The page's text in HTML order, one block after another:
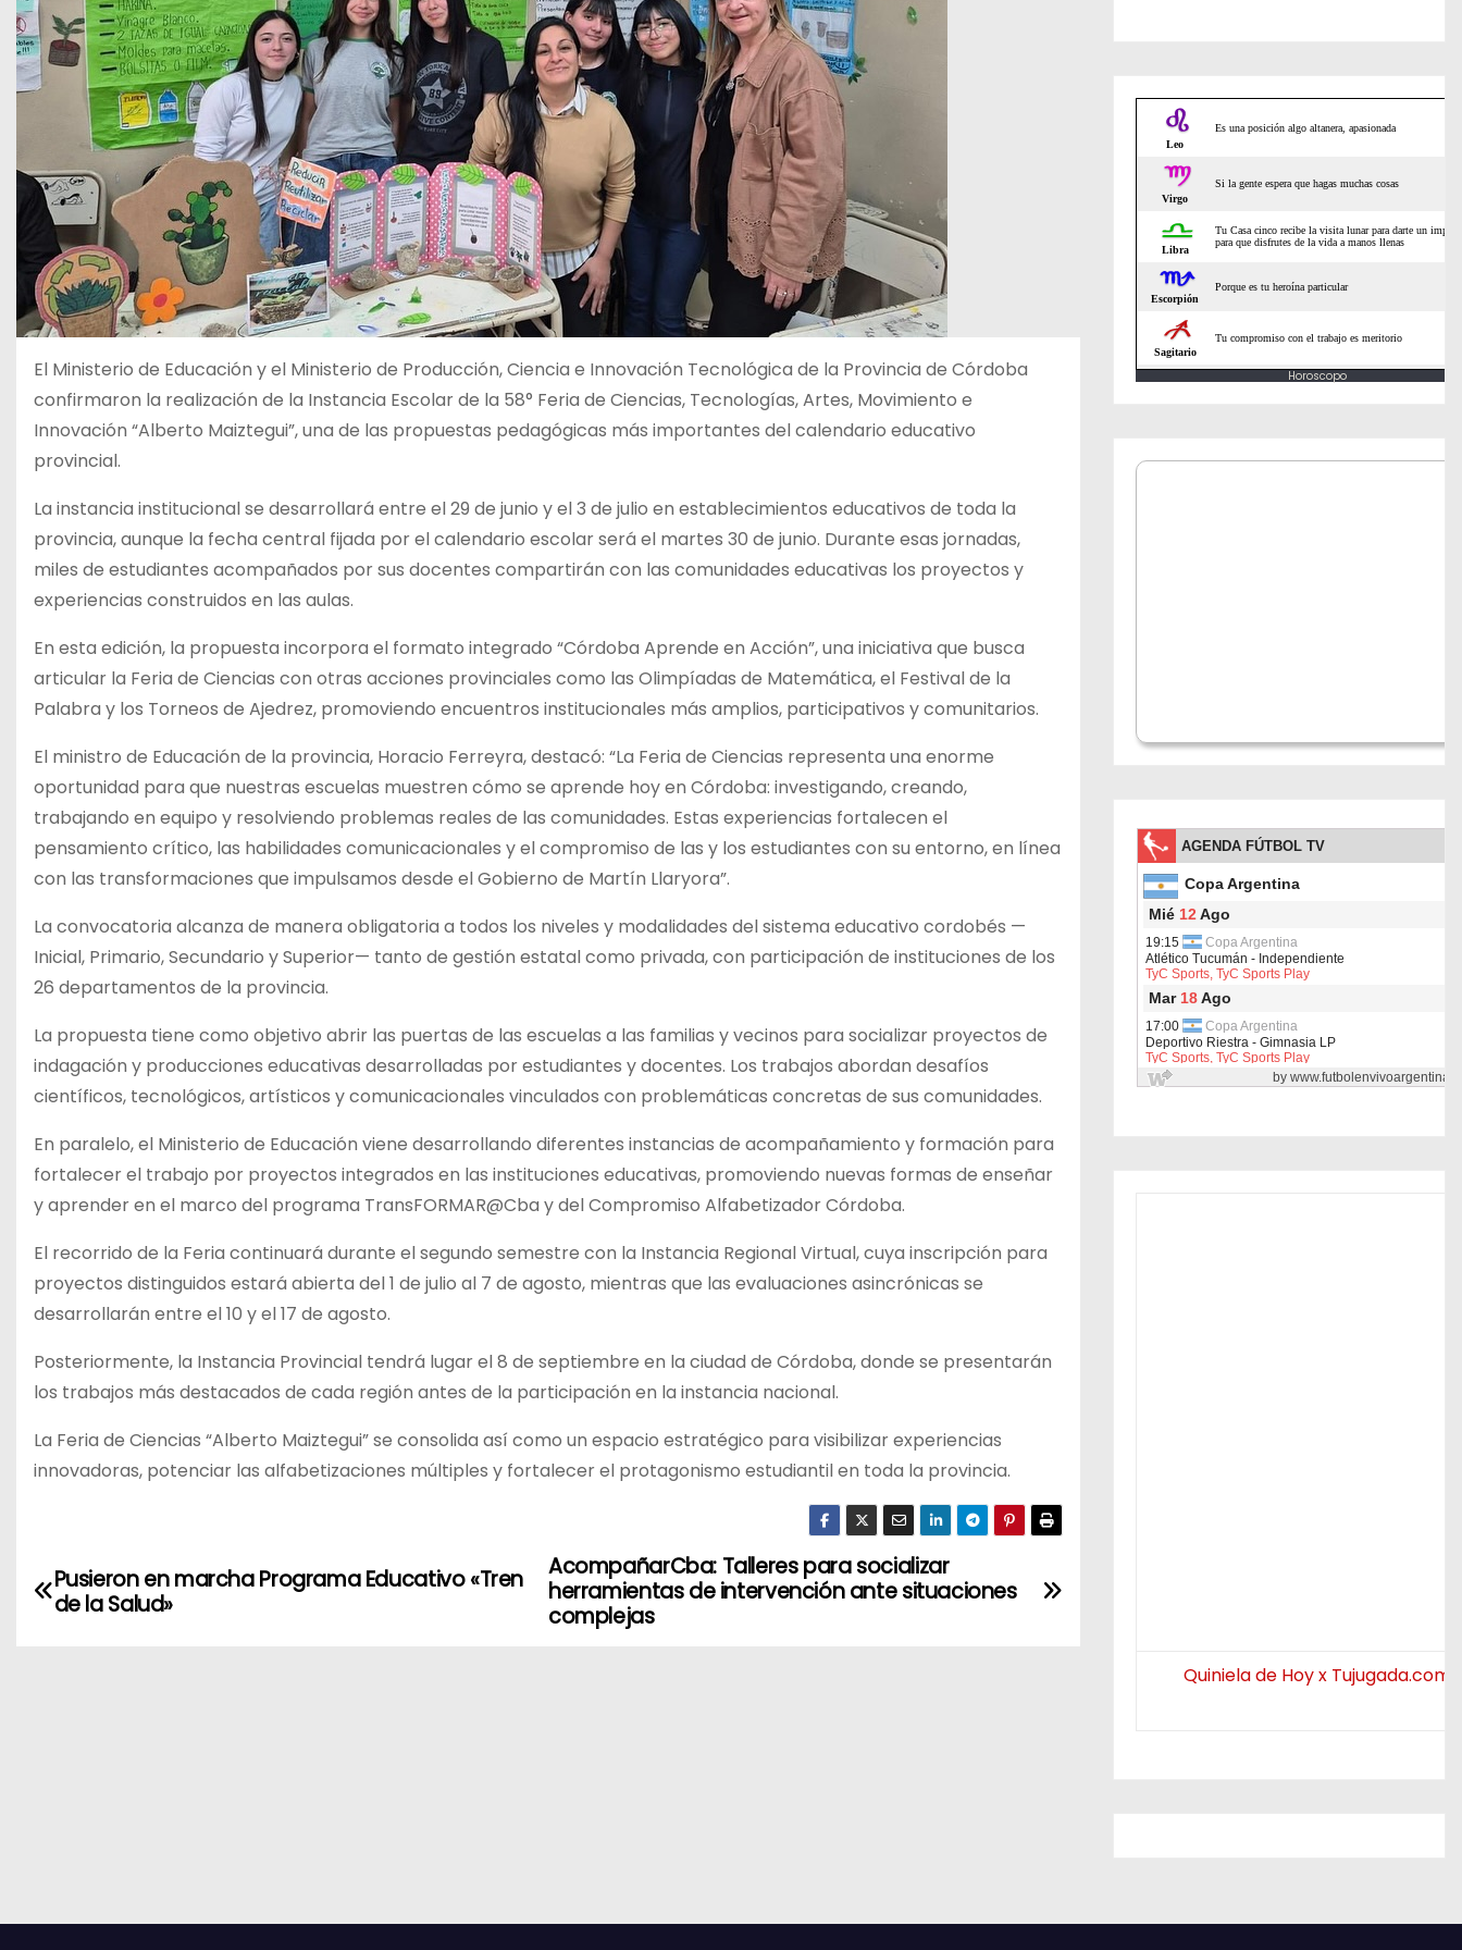
El Ministerio de Educación y el Ministerio de Producción, Ciencia e Innovación Tecnológica de la Provincia de Córdoba
confirmaron la realización de la Instancia Escolar de la 58° Feria de Ciencias, Tecnologías, Artes, Movimiento e
Innovación “Alberto Maiztegui”, una de las propuestas pedagógicas más importantes del calendario educativo
provincial.
La instancia institucional se desarrollará entre el 29 de junio y el 3 de julio en establecimientos educativos de toda la
provincia, aunque la fecha central fijada por el calendario escolar será el martes 30 de junio. Durante esas jornadas,
miles de estudiantes acompañados por sus docentes compartirán con las comunidades educativas los proyectos y
experiencias construidos en las aulas.
En esta edición, la propuesta incorpora el formato integrado “Córdoba Aprende en Acción”, una iniciativa que busca
articular la Feria de Ciencias con otras acciones provinciales como las Olimpíadas de Matemática, el Festival de la
Palabra y los Torneos de Ajedrez, promoviendo encuentros institucionales más amplios, participativos y comunitarios.
El ministro de Educación de la provincia, Horacio Ferreyra, destacó: “La Feria de Ciencias representa una enorme
oportunidad para que nuestras escuelas muestren cómo se aprende hoy en Córdoba: investigando, creando,
trabajando en equipo y resolviendo problemas reales de las comunidades. Estas experiencias fortalecen el
pensamiento crítico, las habilidades comunicacionales y el compromiso de las y los estudiantes con su entorno, en línea
con las transformaciones que impulsamos desde el Gobierno de Martín Llaryora”.
La convocatoria alcanza de manera obligatoria a todos los niveles y modalidades del sistema educativo cordobés —
Inicial, Primario, Secundario y Superior— tanto de gestión estatal como privada, con participación de instituciones de los
26 departamentos de la provincia.
La propuesta tiene como objetivo abrir las puertas de las escuelas a las familias y vecinos para socializar proyectos de
indagación y producciones educativas desarrolladas por estudiantes y docentes. Los trabajos abordan desafíos
científicos, tecnológicos, artísticos y comunicacionales vinculados con problemáticas concretas de sus comunidades.
En paralelo, el Ministerio de Educación viene desarrollando diferentes instancias de acompañamiento y formación para
fortalecer el trabajo por proyectos integrados en las instituciones educativas, promoviendo nuevas formas de enseñar
y aprender en el marco del programa TransFORMAR@Cba y del Compromiso Alfabetizador Córdoba.
El recorrido de la Feria continuará durante el segundo semestre con la Instancia Regional Virtual, cuya inscripción para
proyectos distinguidos estará abierta del 1 de julio al 7 de agosto, mientras que las evaluaciones asincrónicas se
desarrollarán entre el 10 y el 17 de agosto.
Posteriormente, la Instancia Provincial tendrá lugar el 8 de septiembre en la ciudad de Córdoba, donde se presentarán
los trabajos más destacados de cada región antes de la participación en la instancia nacional.
La Feria de Ciencias “Alberto Maiztegui” se consolida así como un espacio estratégico para visibilizar experiencias
innovadoras, potenciar las alfabetizaciones múltiples y fortalecer el protagonismo estudiantil en toda la provincia.
N
AcompañarCba: Talleres para socializar
herramientas de intervención ante situaciones
complejas
Pusieron en marcha Programa Educativo «Tren
de la Salud»
Horoscopo
Quiniela de Hoy x